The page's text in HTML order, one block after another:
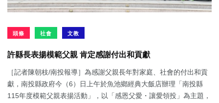
頭條 社會 文教
許縣長表揚模範父親 肯定感謝付出和貢獻
［記者陳朝枝/南投報導］為感謝父親長年對家庭、社會的付出和貢
獻，南投縣政府今（6）日上午於魚池鄉經典大飯店辦理「南投縣
115年度模範父親表揚活動」，以「感恩父愛・讓愛領投」為主題，